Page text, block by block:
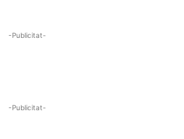
-Publicitat-
-Publicitat-